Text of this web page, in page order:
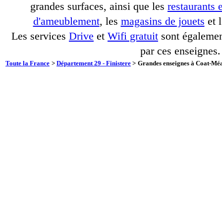
grandes surfaces, ainsi que les restaurants
d'ameublement, les magasins de jouets et
Les services Drive et Wifi gratuit sont
par ces enseignes.
Toute la France > Département 29 - Finistere > Grandes enseignes à Coat-